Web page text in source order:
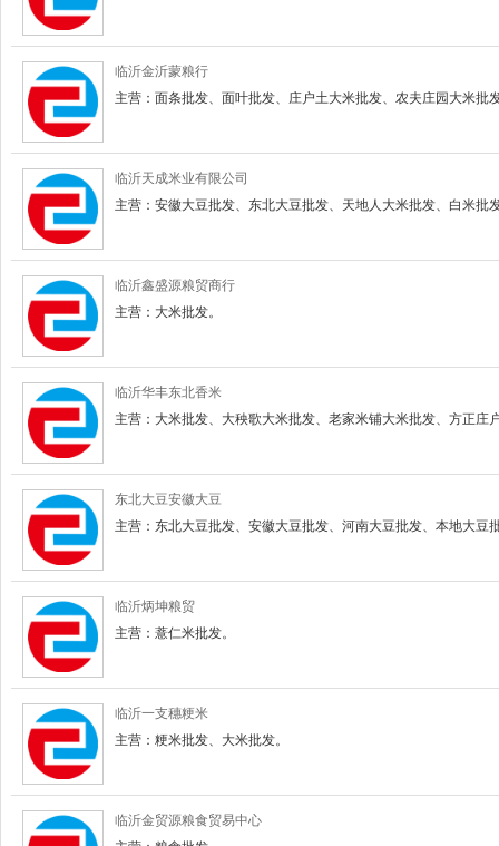
临沂金沂蒙粮行
主营：面条批发、面叶批发、庄户土大米批发、农夫庄园大米批
临沂天成米业有限公司
主营：安徽大豆批发、东北大豆批发、天地人大米批发、白米批
临沂鑫盛源粮贸商行
主营：大米批发。
临沂华丰东北香米
主营：大米批发、大秧歌大米批发、老家米铺大米批发、方正庄
东北大豆安徽大豆
主营：东北大豆批发、安徽大豆批发、河南大豆批发、本地大豆
临沂炳坤粮贸
主营：薏仁米批发。
临沂一支穗粳米
主营：粳米批发、大米批发。
临沂金贸源粮食贸易中心